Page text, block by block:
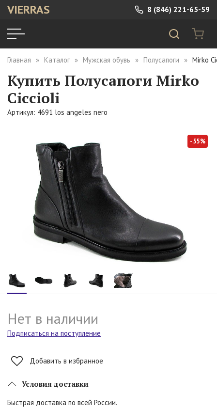
VIERRAS 8 (846) 221-65-59
Главная Каталог Мужская обувь Полусапоги Mirko
Купить Полусапоги Mirko
Ciccioli
Артикул: 4691 los angeles nero
- 55%
Нет в наличии
Подписаться на поступление
Добавить в избранное
Условия доставки
Быстрая доставка по всей России.